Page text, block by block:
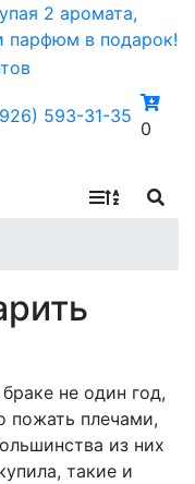
2 аромата,
парфюм в подарок!
593-31-35
0
не один год,
пожать плечами,
из них
такие и